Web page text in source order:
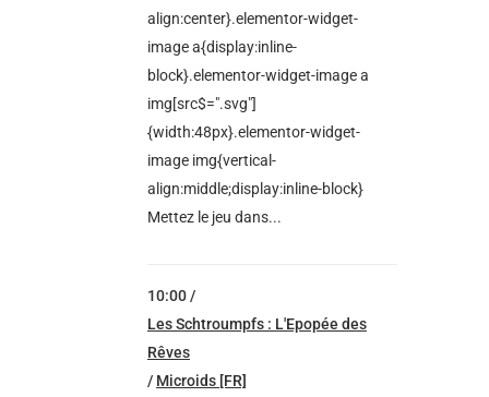
align:center}.elementor-widget-
image a{display:inline-
block}.elementor-widget-image a
img[src$=".svg"]
{width:48px}.elementor-widget-
image img{vertical-
align:middle;display:inline-block}
Mettez le jeu dans...
10:00 /
Les Schtroumpfs : L'Epopée des
Rêves
/ Microids [FR]